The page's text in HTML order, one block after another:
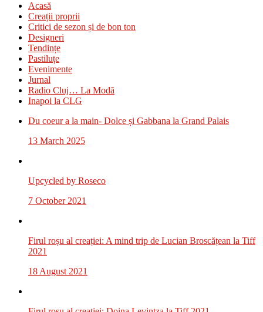
Acasă
Creații proprii
Critici de sezon și de bon ton
Designeri
Tendințe
Pastiluțe
Evenimente
Jurnal
Radio Cluj… La Modă
Inapoi la CLG
Du coeur a la main- Dolce și Gabbana la Grand Palais
13 March 2025
Upcycled by Roseco
7 October 2021
Firul roșu al creației: A mind trip de Lucian Broscățean la Tiff
2021
18 August 2021